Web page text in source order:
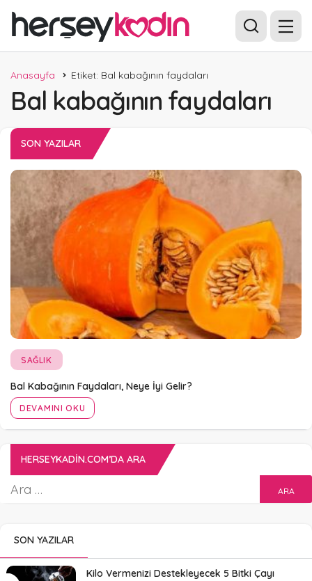
Anasayfa Etiket: Bal kabağının faydaları
Bal kabağının faydaları
SON YAZILAR
SAĞLIK
Bal Kabağının Faydaları, Neye İyi Gelir?
DEVAMINI OKU
HERSEYKADIN.COM’DA ARA
SON YAZILAR
Kilo Vermenizi Destekleyecek 5 Bitki Çayı